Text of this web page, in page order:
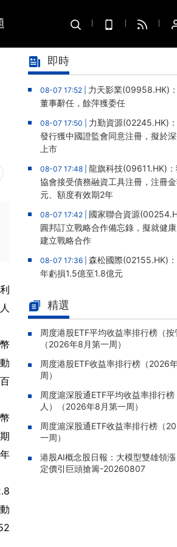
即時
08-07 17:52 | 力天影業(09958.HK)
董事辭任，餘萍獲委任
08-07 17:50 | 力勤資源(02245.HK)
發行獲中國證監會同意注冊，擬於
上市
08-07 17:48 | 龍旗科技(09611.HK)
協會接受債務融資工具注冊，注冊
元、額度有效期2年
08-07 17:42 | 國家聯合資源
圓邦訂立戰略合作備忘錄，擬就健
建立戰略合作
08-07 17:36 | 森松國際(02155.HK)
年虧損1.5億至1.8億元
葡萄牙銀行BPG最多至100%股份，
0%預付訂金
08-07 17:31 |智欣集團控股
上半年虧損收窄至約800萬元
08-07 17:25 |
石四藥集團(02005.HK)
08-07 17:20 |華潤燃氣(01193.HK)：
08-07 17:20 |
年虧損約230萬元
精選
周度港股ETF平均收益率排行榜（按
（2026年8月第一周）
周度港股ETF收益率排行榜（2026
周）
周度滬深股通ETF平均收益率排行榜
人）（2026年8月第一周）
周度滬深股通ETF收益率排行榜（
一周）
港股AI概念股日報：大模型雙雄領
定價引巨頭搶籌-20260807